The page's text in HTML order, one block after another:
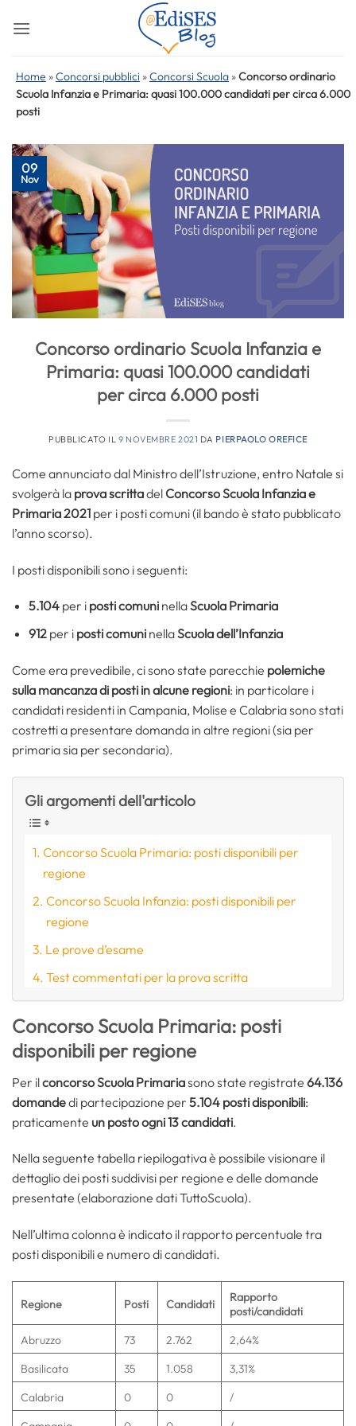
Home »Concorsi pubblici »Concorsi Scuola »Concorso ordinario
Scuola Infanzia e Primaria: quasi 100.000 candidati per circa 6.000
posti
09
Nov
Concorso ordinario Scuola Infanzia e
Primaria: quasi 100.000 candidati
per circa 6.000 posti
PUBBLICATO IL 9 NOVEMBRE 2021 DA PIERPAOLO OREFICE
Come annunciato dal Ministro dell’Istruzione, entro Natale si
svolgerà la prova scrittadel Concorso Scuola Infanzia e
Primaria2021 per i posti comuni (il bando è stato pubblicato
l’anno scorso).
I posti disponibili sono i seguenti:
5.104per i posti comuni nellaScuola Primaria
912per i posti comuninellaScuola dell’Infanzia
Come era prevedibile, ci sono state parecchie polemiche
sulla mancanza di posti in alcune regioni: in particolare i
candidati residenti in Campania, Molise e Calabria sono stati
costretti a presentare domanda in altre regioni (sia per
primaria sia per secondaria).
Gli argomenti dell'articolo
Concorso Scuola Primaria: posti disponibili per
regione
Concorso Scuola Infanzia: posti disponibili per
regione
Le prove d’esame
Test commentati per la prova scritta
Concorso Scuola Primaria: posti
disponibili per regione
Per ilconcorso Scuola Primariasono state registrate 64.136
domandedi partecipazione per 5.104 posti disponibili:
praticamente un posto ogni 13 candidati.
Nella seguente tabella riepilogativa è possibile visionare il
dettaglio dei posti suddivisi per regione e delle domande
presentate (elaborazione dati TuttoScuola).
Nell’ultima colonna è indicato il rapporto percentuale tra
posti disponibili e numero di candidati.
Regione Posti Candidati
Rapporto
posti/candidati
Abruzzo
73 2.762
2,64%
Basilicata
35 1.058
3,31%
Calabria
0 0
/